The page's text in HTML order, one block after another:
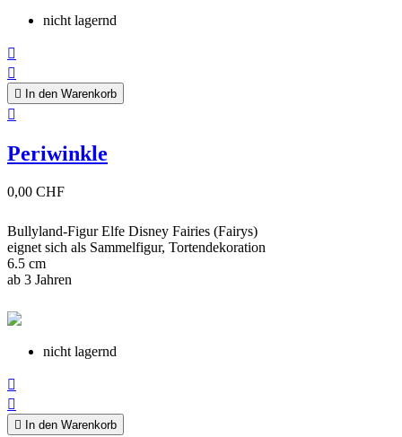
nicht lagernd


 In den Warenkorb

Periwinkle
0,00 CHF
Bullyland-Figur Elfe Disney Fairies (Fairys)
eignet sich als Sammelfigur, Tortendekoration
6.5 cm
ab 3 Jahren
nicht lagernd


 In den Warenkorb